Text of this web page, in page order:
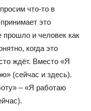
что-то в
это
и человек как
когда это
ждёт. Вместо «Я
(сейчас и здесь).
– «Я работаю